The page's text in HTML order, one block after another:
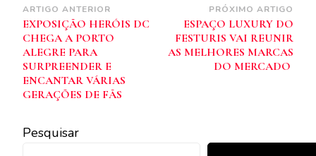
Navegação
de
post
ARTIGO ANTERIOR
EXPOSIÇÃO HERÓIS DC
CHEGA A PORTO
ALEGRE PARA
SURPREENDER E
ENCANTAR VÁRIAS
GERAÇÕES DE FÃS
PRÓXIMO ARTIGO
ESPAÇO LUXURY DO
FESTURIS VAI REUNIR
AS MELHORES MARCAS
DO MERCADO
Pesquisar